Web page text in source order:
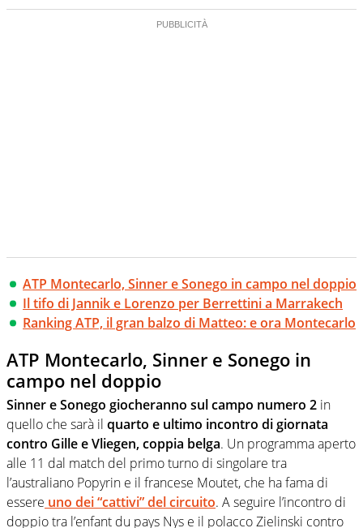
ATP Montecarlo, Sinner e Sonego in campo nel doppio
Il tifo di Jannik e Lorenzo per Berrettini a Marrakech
Ranking ATP, il gran balzo di Matteo: e ora Montecarlo
ATP Montecarlo, Sinner e Sonego in
campo nel doppio
Sinner e Sonego giocheranno sul campo numero 2 in
quello che sarà il quarto e ultimo incontro di giornata
contro Gille e Vliegen, coppia belga. Un programma aperto
alle 11 dal match del primo turno di singolare tra
l’australiano Popyrin e il francese Moutet, che ha fama di
essere uno dei “cattivi” del circuito. A seguire l’incontro di
doppio tra l’enfant du pays Nys e il polacco Zielinski contro